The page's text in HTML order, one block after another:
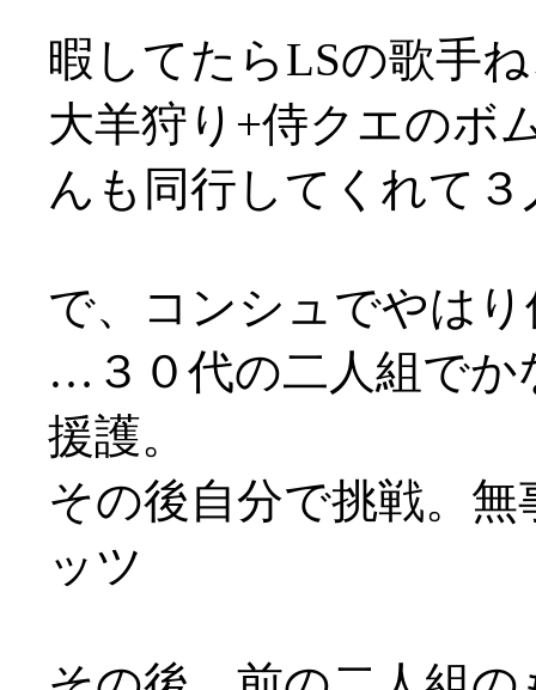
暇してたらLSの歌手
大羊狩り+侍クエのボ
んも同行してくれて
で、コンシュでやは
…３０代の二人組でか
援護。
その後自分で挑戦。
ッツ